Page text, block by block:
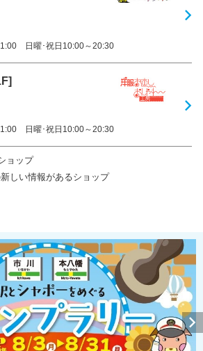
　日曜･祝日10:00～20:30
　日曜･祝日10:00～20:30
ョップ
しい情報があるショップ